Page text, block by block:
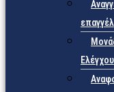
Ελέγχου